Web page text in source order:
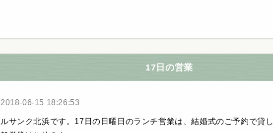
17日の営業
2018-06-15 18:26:53
ルサンク北浜です。17日の日曜日のランチ営業は、結婚式のご予約で貸